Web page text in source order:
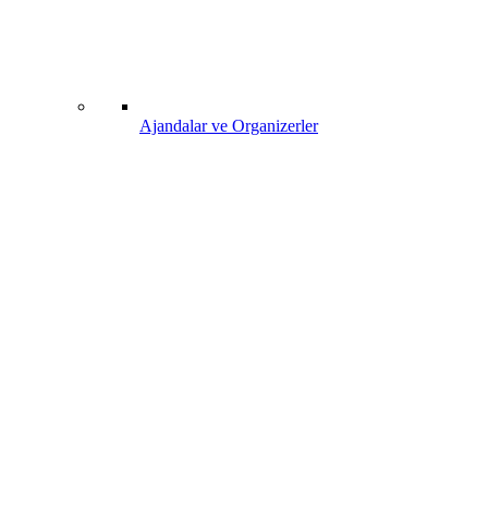
Ajandalar ve Organizerler